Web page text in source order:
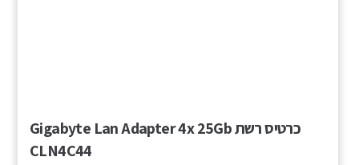
כרטיס רשת Gigabyte Lan Adapter 4x 25Gb
CLN4C44